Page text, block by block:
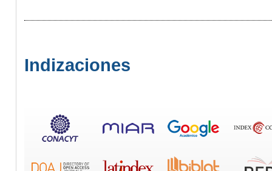
Indizaciones